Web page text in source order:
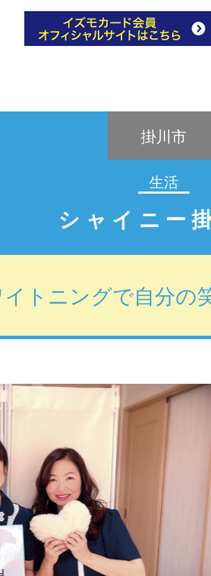
掛川市
生活
シャイニー
トニングで自分の